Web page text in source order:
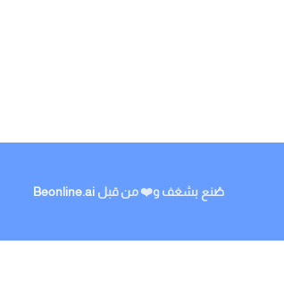
صُنع بشغف و❤️ من قبل Beonline.ai